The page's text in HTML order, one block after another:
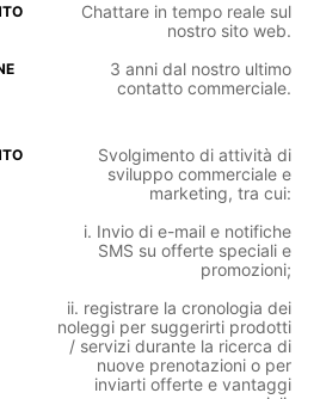
Chattare in tempo reale sul
nostro sito web.
3 anni dal nostro ultimo
contatto commerciale.
Svolgimento di attività di
sviluppo commerciale e
marketing, tra cui:
i. Invio di e-mail e notifiche
SMS su offerte speciali e
promozioni;
ii. registrare la cronologia dei
noleggi per suggerirti prodotti
/ servizi durante la ricerca di
nuove prenotazioni o per
inviarti offerte e vantaggi